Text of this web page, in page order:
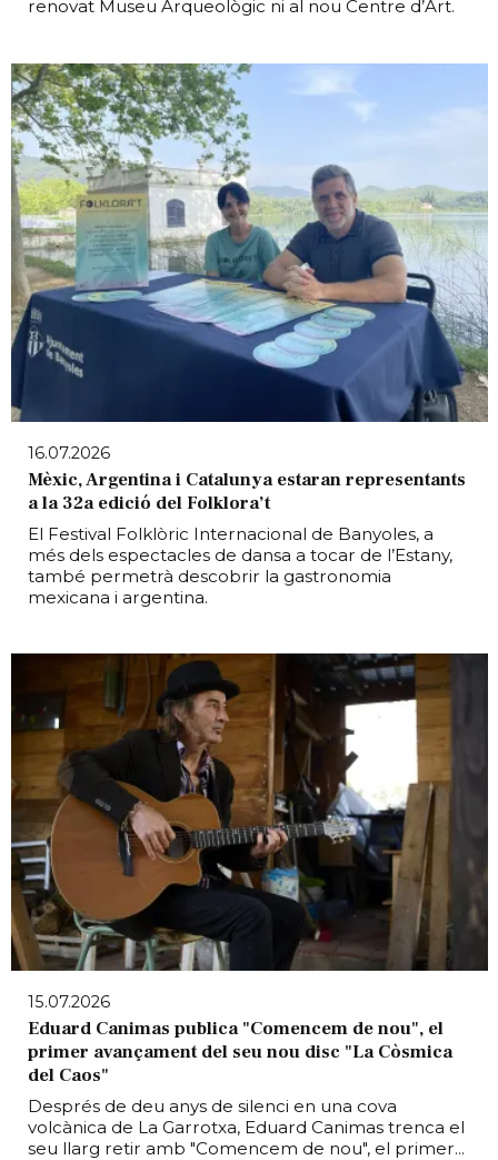
renovat Museu Arqueològic ni al nou Centre d’Art.
16.07.2026
Mèxic, Argentina i Catalunya estaran representants
a la 32a edició del Folklora’t
El Festival Folklòric Internacional de Banyoles, a
més dels espectacles de dansa a tocar de l’Estany,
també permetrà descobrir la gastronomia
mexicana i argentina.
15.07.2026
Eduard Canimas publica "Comencem de nou", el
primer avançament del seu nou disc "La Còsmica
del Caos"
Després de deu anys de silenci en una cova
volcànica de La Garrotxa, Eduard Canimas trenca el
seu llarg retir amb "Comencem de nou", el primer...